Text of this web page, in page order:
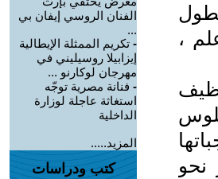
،
نحو
الفنان الروسي إيفان بي
...
- تكريم الممثلة الإيطالية
إيزابيلا روسيليني في
مهرجان لوكارنو ...
- فنانة مصرية توجّه
استغاثة عاجلة لوزارة
الداخلية
المزيد.....
كتب ودراسات